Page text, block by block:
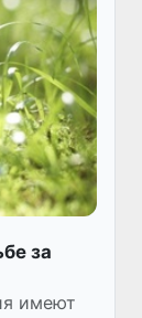
за
имеют